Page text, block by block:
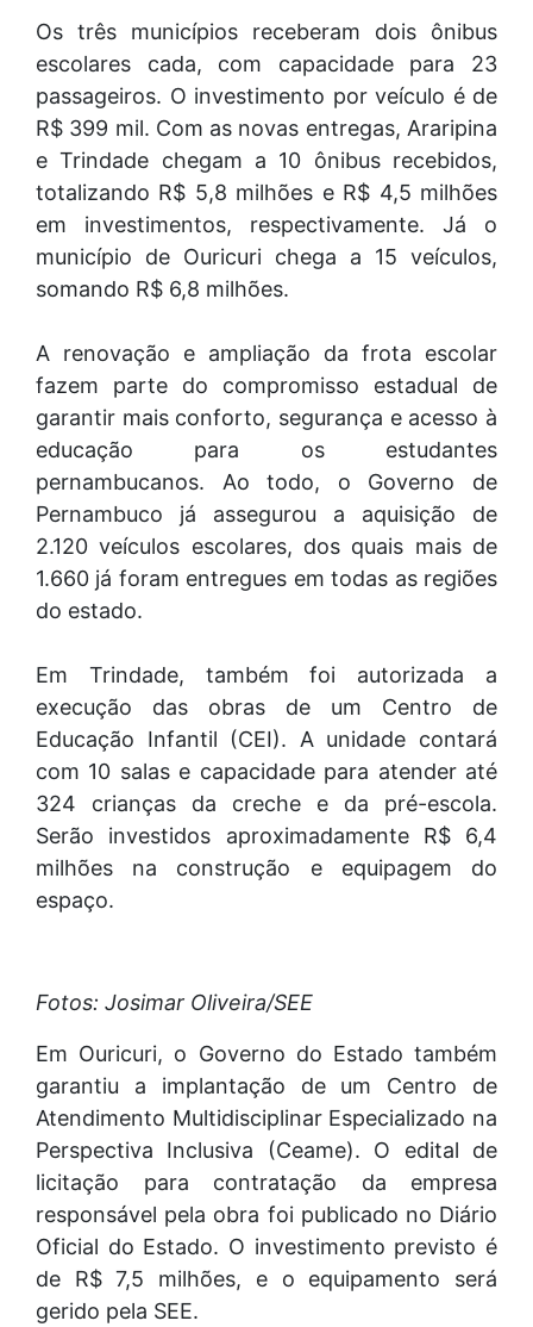
Os três municípios receberam dois ônibus
escolares cada, com capacidade para 23
passageiros. O investimento por veículo é de
R$ 399 mil. Com as novas entregas, Araripina
e Trindade chegam a 10 ônibus recebidos,
totalizando R$ 5,8 milhões e R$ 4,5 milhões
em investimentos, respectivamente. Já o
município de Ouricuri chega a 15 veículos,
somando R$ 6,8 milhões.
A renovação e ampliação da frota escolar
fazem parte do compromisso estadual de
garantir mais conforto, segurança e acesso à
educação para os estudantes
pernambucanos. Ao todo, o Governo de
Pernambuco já assegurou a aquisição de
2.120 veículos escolares, dos quais mais de
1.660 já foram entregues em todas as regiões
do estado.
Em Trindade, também foi autorizada a
execução das obras de um Centro de
Educação Infantil (CEI). A unidade contará
com 10 salas e capacidade para atender até
324 crianças da creche e da pré-escola.
Serão investidos aproximadamente R$ 6,4
milhões na construção e equipagem do
espaço.
Fotos: Josimar Oliveira/SEE
Em Ouricuri, o Governo do Estado também
garantiu a implantação de um Centro de
Atendimento Multidisciplinar Especializado na
Perspectiva Inclusiva (Ceame). O edital de
licitação para contratação da empresa
responsável pela obra foi publicado no Diário
Oficial do Estado. O investimento previsto é
de R$ 7,5 milhões, e o equipamento será
gerido pela SEE.